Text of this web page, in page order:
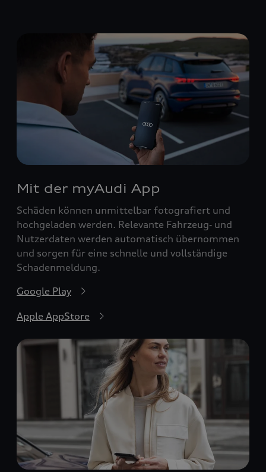
Mit der myAudi App
Schäden können unmittelbar fotografiert und
hochgeladen werden. Relevante Fahrzeug‑ und
Nutzerdaten werden automatisch übernommen
und sorgen für eine schnelle und vollständige
Schadenmeldung.
Google Play
Apple AppStore